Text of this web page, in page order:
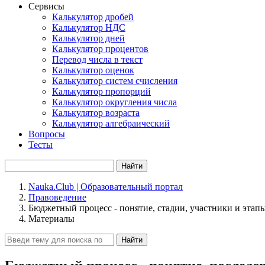
Сервисы
Калькулятор дробей
Калькулятор НДС
Калькулятор дней
Калькулятор процентов
Перевод числа в текст
Калькулятор оценок
Калькулятор систем счисления
Калькулятор пропорций
Калькулятор округления числа
Калькулятор возраста
Калькулятор алгебраический
Вопросы
Тесты
Найти
Nauka.Club | Образовательный портал
Правоведение
Бюджетный процесс - понятие, стадии, участники и
Материалы
Найти